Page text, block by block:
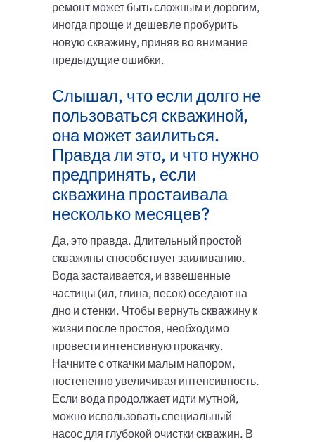
ремонт может быть сложным и дорогим,
иногда проще и дешевле пробурить
новую скважину, приняв во внимание
предыдущие ошибки.
Слышал, что если долго не
пользоваться скважиной,
она может заилиться.
Правда ли это, и что нужно
предпринять, если
скважина простаивала
несколько месяцев?
Да, это правда. Длительный простой
скважины способствует заиливанию.
Вода застаивается, и взвешенные
частицы (ил, глина, песок) оседают на
дно и стенки. Чтобы вернуть скважину к
жизни после простоя, необходимо
провести интенсивную прокачку.
Начните с откачки малым напором,
постепенно увеличивая интенсивность.
Если вода продолжает идти мутной,
можно использовать специальный
насос для глубокой очистки скважин. В